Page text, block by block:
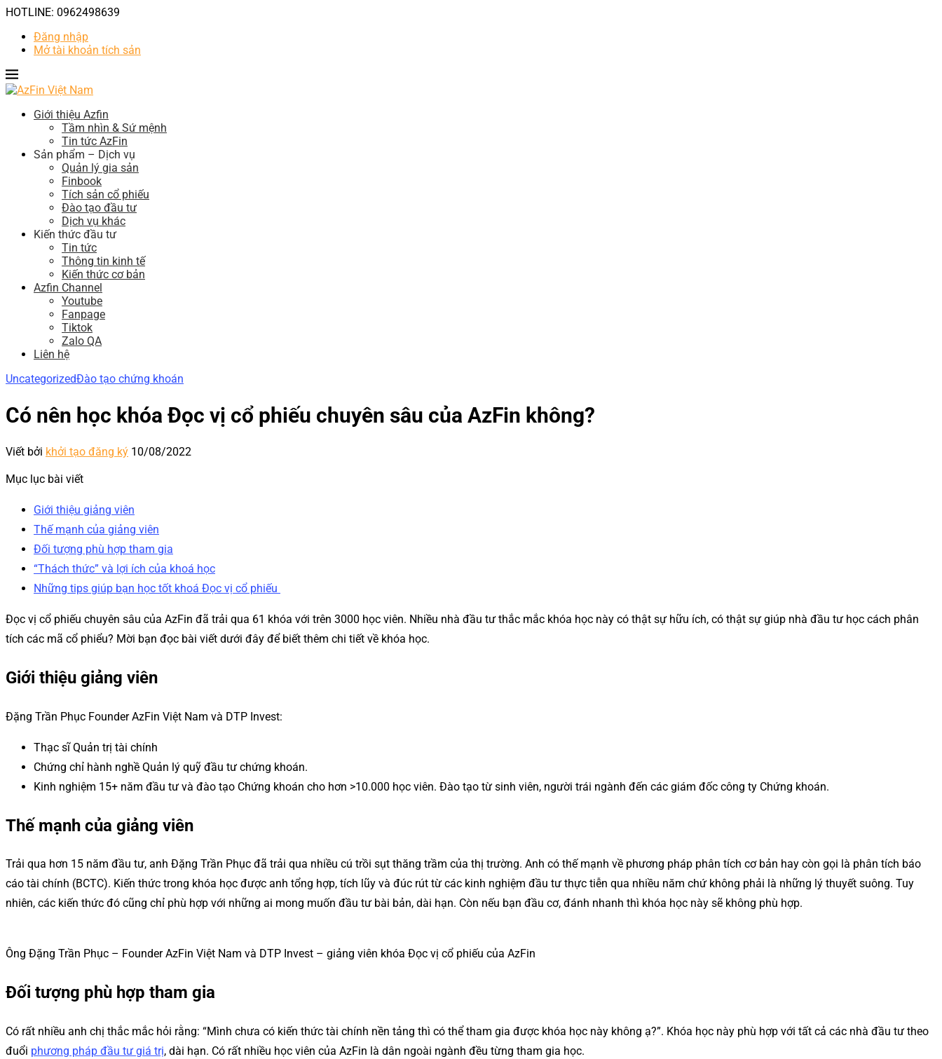
HOTLINE: 0962498639
Đăng nhập
Mở tài khoản tích sản
Giới thiệu Azfin
Tầm nhìn & Sứ mệnh
Tin tức AzFin
Sản phẩm – Dịch vụ
Quản lý gia sản
Finbook
Tích sản cổ phiếu
Đào tạo đầu tư
Dịch vụ khác
Kiến thức đầu tư
Tin tức
Thông tin kinh tế
Kiến thức cơ bản
Azfin Channel
Youtube
Fanpage
Tiktok
Zalo QA
Liên hệ
UncategorizedĐào tạo chứng khoán
Có nên học khóa Đọc vị cổ phiếu chuyên sâu của AzFin không?
Viết bởi khởi tạo đăng ký 10/08/2022
Mục lục bài viết
Giới thiệu giảng viên
Thế mạnh của giảng viên
Đối tượng phù hợp tham gia
“Thách thức” và lợi ích của khoá học
Những tips giúp bạn học tốt khoá Đọc vị cổ phiếu
Đọc vị cổ phiếu chuyên sâu của AzFin đã trải qua 61 khóa với trên 3000 học viên. Nhiều nhà đầu tư thắc mắc khóa học này có thật sự hữu ích, có thật sự giúp nhà đầu tư học cách phân
tích các mã cổ phiểu? Mời bạn đọc bài viết dưới đây để biết thêm chi tiết về khóa học.
Giới thiệu giảng viên
Đặng Trần Phục Founder AzFin Việt Nam và DTP Invest:
Thạc sĩ Quản trị tài chính
Chứng chỉ hành nghề Quản lý quỹ đầu tư chứng khoán.
Kinh nghiệm 15+ năm đầu tư và đào tạo Chứng khoán cho hơn >10.000 học viên. Đào tạo từ sinh viên, người trái ngành đến các giám đốc công ty Chứng khoán.
Thế mạnh của giảng viên
Trải qua hơn 15 năm đầu tư, anh Đặng Trần Phục đã trải qua nhiều cú trồi sụt thăng trầm của thị trường. Anh có thế mạnh về phương pháp phân tích cơ bản hay còn gọi là phân tích báo
cáo tài chính (BCTC). Kiến thức trong khóa học được anh tổng hợp, tích lũy và đúc rút từ các kinh nghiệm đầu tư thực tiễn qua nhiều năm chứ không phải là những lý thuyết suông. Tuy
nhiên, các kiến thức đó cũng chỉ phù hợp với những ai mong muốn đầu tư bài bản, dài hạn. Còn nếu bạn đầu cơ, đánh nhanh thì khóa học này sẽ không phù hợp.
Ông Đặng Trần Phục – Founder AzFin Việt Nam và DTP Invest – giảng viên khóa Đọc vị cổ phiếu của AzFin
Đối tượng phù hợp tham gia
Có rất nhiều anh chị thắc mắc hỏi rằng: “Mình chưa có kiến thức tài chính nền tảng thì có thể tham gia được khóa học này không ạ?”. Khóa học này phù hợp với tất cả các nhà đầu tư theo
đuổi phương pháp đầu tư giá trị, dài hạn. Có rất nhiều học viên của AzFin là dân ngoài ngành đều từng tham gia học.